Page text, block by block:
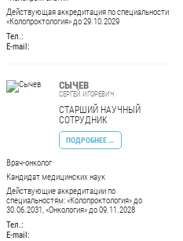
Действующая аккредитация по специальности
«Колопроктология» до 29.10.2029
Тел.:
E-mail:
СЫЧЕВ
СЕРГЕЙ ИГОРЕВИЧ
СТАРШИЙ НАУЧНЫЙ
СОТРУДНИК
ПОДРОБНЕЕ …
Врач-онколог
Кандидат медицинских наук
Действующие аккредитации по
специальностям: «Колопроктология» до
30.06.2031, «Онкология» до 09.11.2028
Тел.:
E-mail: